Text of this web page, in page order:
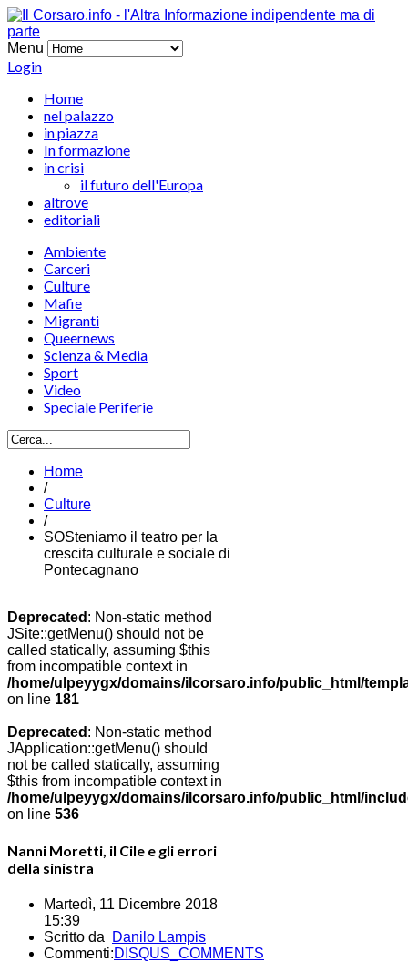
Menu
Login
Home
nel palazzo
in piazza
In formazione
in crisi
il futuro dell'Europa
altrove
editoriali
Ambiente
Carceri
Culture
Mafie
Migranti
Queernews
Scienza & Media
Sport
Video
Speciale Periferie
Home
/
Culture
/
SOSteniamo il teatro per la
crescita culturale e sociale di
Pontecagnano
Deprecated : Non-static method
JSite::getMenu() should not be
called statically, assuming $this
from incompatible context in
/home/ulpeyygx/domains/ilcorsaro.info/public_html/
on line 181
Deprecated : Non-static method
JApplication::getMenu() should
not be called statically, assuming
$this from incompatible context in
/home/ulpeyygx/domains/ilcorsaro.info/public_html/
on line 536
Nanni Moretti, il Cile e gli errori
della sinistra
Martedì, 11 Dicembre 2018
15:39
Scritto da
Danilo Lampis
Commenti:DISQUS_COMMENTS